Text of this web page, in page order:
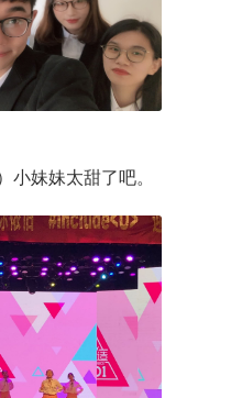
妹妹太甜了吧。